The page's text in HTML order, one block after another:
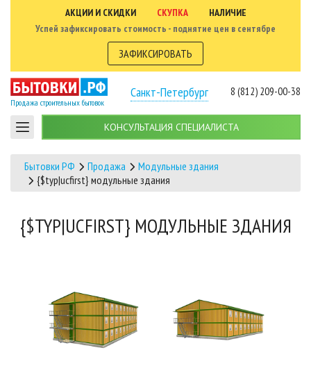
АКЦИИ И СКИДКИ СКУПКА
НАЛИЧИЕ
Успей зафиксировать стоимость - поднятие цен в сентябре
ЗАФИКСИРОВАТЬ
Продажа строительных бытовок
Санкт-Петербург 8 (812) 209-00-38
КОНСУЛЬТАЦИЯ СПЕЦИАЛИСТА
Бытовки РФ Продажа
Модульные здания
{$typ|ucfirst} модульные здания
{$TYP|UCFIRST} МОДУЛЬНЫЕ ЗДАНИЯ